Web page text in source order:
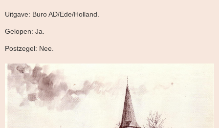
Uitgave: Buro AD/Ede/Holland.
Gelopen: Ja.
Postzegel: Nee.